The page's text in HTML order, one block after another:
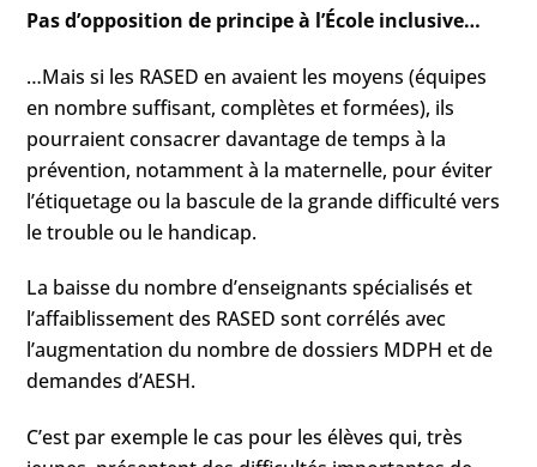
Pas d’opposition de principe à l’École inclusive…
…Mais si les RASED en avaient les moyens (équipes
en nombre suffisant, complètes et formées), ils
pourraient consacrer davantage de temps à la
prévention, notamment à la maternelle, pour éviter
l’étiquetage ou la bascule de la grande difficulté vers
le trouble ou le handicap.
La baisse du nombre d’enseignants spécialisés et
l’affaiblissement des RASED sont corrélés avec
l’augmentation du nombre de dossiers MDPH et de
demandes d’AESH.
C’est par exemple le cas pour les élèves qui, très